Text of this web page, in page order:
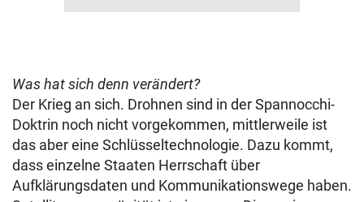
Was hat sich denn verändert?
Der Krieg an sich. Drohnen sind in der Spannocchi-
Doktrin noch nicht vorgekommen, mittlerweile ist
das aber eine Schlüsseltechnologie. Dazu kommt,
dass einzelne Staaten Herrschaft über
Aufklärungsdaten und Kommunikationswege haben.